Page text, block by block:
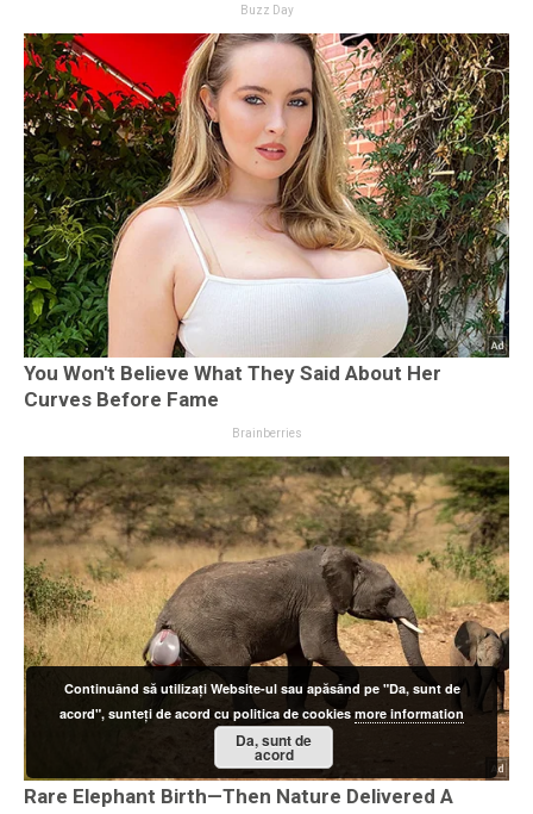
Continuând să utilizați Website-ul sau apăsând pe "Da, sunt de
acord", sunteți de acord cu politica de cookiesmore information
Da, sunt de
acord